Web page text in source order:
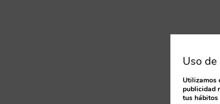
Uso de
Utilizamos
publicidad
tus hábitos